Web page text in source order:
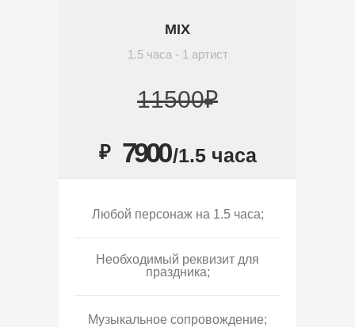
MIX
1.5 часа - 1 артист
11500₽
₽ 7900/1.5 часа
Любой персонаж на 1.5 часа;
Необходимый реквизит для
праздника;
Музыкальное сопровождение;